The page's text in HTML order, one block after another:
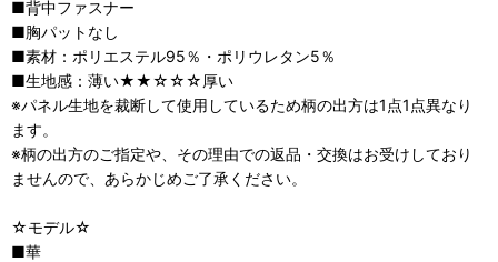
■背中ファスナー
■胸パットなし
■素材：ポリエステル95％・ポリウレタン5％
■生地感：薄い★★☆☆☆厚い
※パネル生地を裁断して使用しているため柄の出方は1点1点異なり
ます。
※柄の出方のご指定や、その理由での返品・交換はお受けしており
ませんので、あらかじめご了承ください。
☆モデル☆
■華